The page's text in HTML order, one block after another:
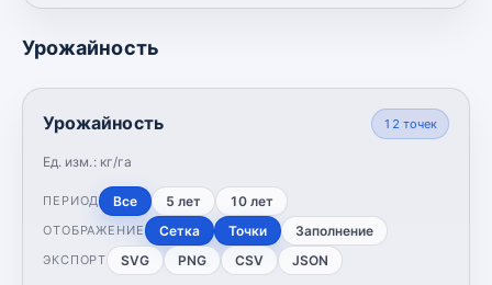
Урожайность
Урожайность
Ед. изм.: кг/га
12 точек
ПЕРИОД Все 5 лет 10 лет
ОТОБРАЖЕНИЕ Сетка Точки Заполнение
ЭКСПОРТ SVG PNG CSV JSON